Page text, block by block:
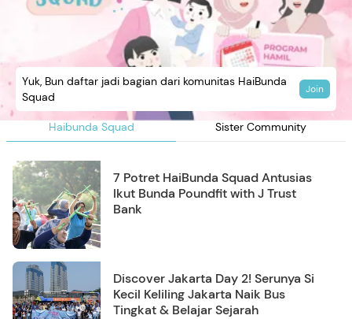
Haibunda Squad Sister Community
Yuk, Bun daftar jadi bagian dari komunitas HaiBunda
Squad
Join
7 Potret HaiBunda Squad Antusias
Ikut Bunda Poundfit with J Trust
Bank
Discover Jakarta Day 2! Serunya Si
Kecil Keliling Jakarta Naik Bus
Tingkat & Belajar Sejarah